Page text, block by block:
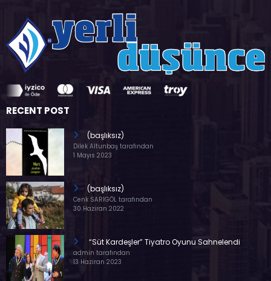
RECENT POST
(başlıksız)
Dilek Altunbaş tarafından
1 Mayıs 2023
(başlıksız)
Cenk SARIGÖL tarafından
30 Haziran 2022
“Süt Kardeşler” Tiyatro Oyunu Sahnelendi
admin tarafından
13 Haziran 2023